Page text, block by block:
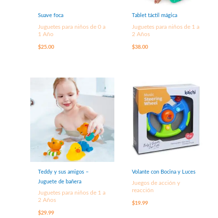
Suave foca
Juguetes para niños de 0 a
1 Año
$25.00
Tablet táctil mágica
Juguetes para niños de 1 a
2 Años
$38.00
Teddy y sus amigos –
Juguete de bañera
Juguetes para niños de 1 a
2 Años
$29.99
Volante con Bocina y Luces
Juegos de acción y
reacción
$19.99